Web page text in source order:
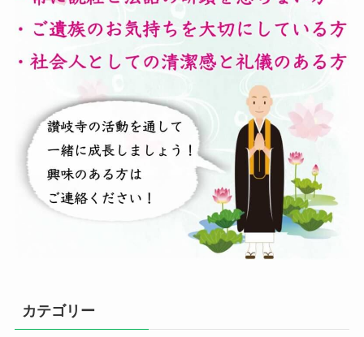
カテゴリー